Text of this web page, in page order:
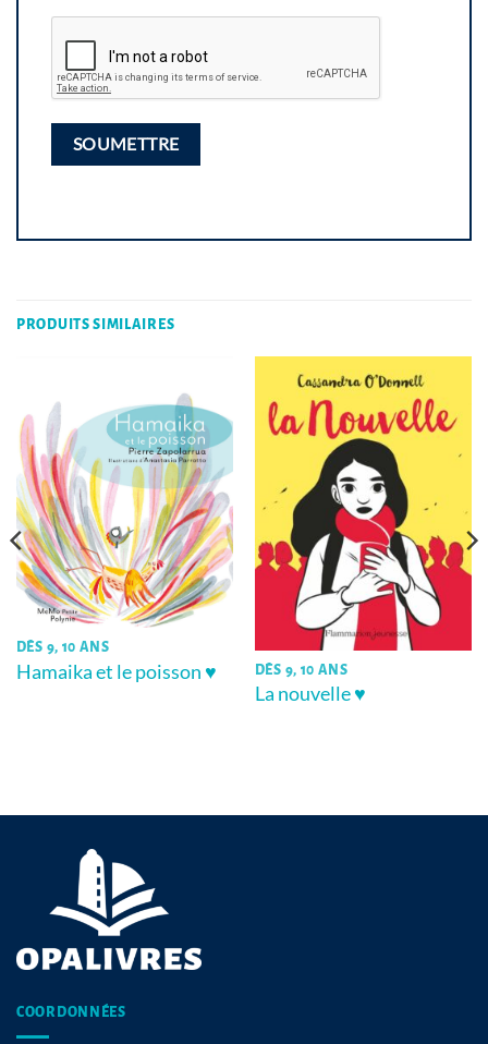
PRODUITS SIMILAIRES
DÈS 9, 10 ANS
Hamaika et le poisson ♥ DÈS 9, 10 ANS
La nouvelle ♥
COORDONNÉES